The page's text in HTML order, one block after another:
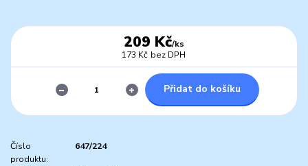
209 Kč/ks
173 Kč bez DPH
Přidat do košíku
Číslo
produktu:
647/224